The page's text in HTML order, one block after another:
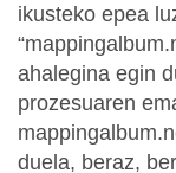
ikusteko epea
ahalegina egin
prozesuaren
duela, beraz,